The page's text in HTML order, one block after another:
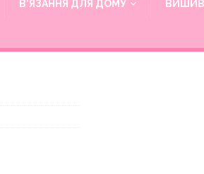
В’ЯЗАННЯ ДЛЯ ДОМУ